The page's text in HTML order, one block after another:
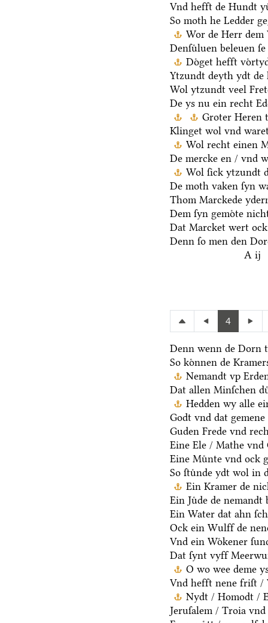
Vnd hefft de Hundt
So moth he Ledder
Wor de Herr dem
Denſuͤluen beleuen
Doͤget hefft
Ytzundt deyth ydt
Wol ytzundt veel
De ys nu ein recht
Groter Heren
Klinget wol vnd
Wol recht einen
De mercke en / vnd
Wol ſick ytzundt
De moth vaken ſyn
Thom Marckede
Dem ſyn gemoͤte
Dat Marcket wert
Denn ſo men den
A ij
4
Denn wenn de Dorn
So koͤnnen de
Nemandt vp
Dat allen Minſchen
Hedden wy alle
Godt vnd dat gemene
Guden Frede vnd
Eine Ele / Mathe vnd
Eine Muͤnte vnd ock
So ſtuͤnde ydt wol in
Ein Kramer de
Ein Juͤde de nemandt
Ein Water dat ahn
Ock ein Wulff de
Vnd ein Woͤkener
Dat ſynt vyff
O wo wee deme
Vnd hefft nene friſt /
Nydt / Homodt /
Jeruſalem / Troia